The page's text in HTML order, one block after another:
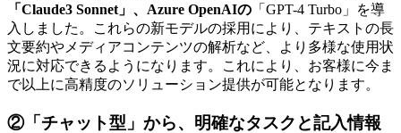
「Claude3 Sonnet」、Azure OpenAIの 「GPT-4 Turbo」を導
入しました。これらの新モデルの採用により、テキストの長
文要約やメディアコンテンツの解析など、より多様な使用状
況に対応できるようになります。これにより、お客様に今ま
で以上に高精度のソリューション提供が可能となります。
②「チャット型」から、明確なタスクと記入情報